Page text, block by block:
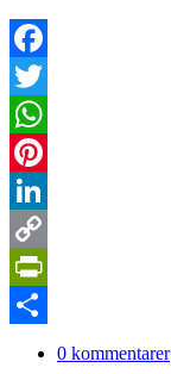
Facebook
Twitter
WhatsApp
Pinterest
LinkedIn
Copy
Link
PrintFriendly
0 kommentarer